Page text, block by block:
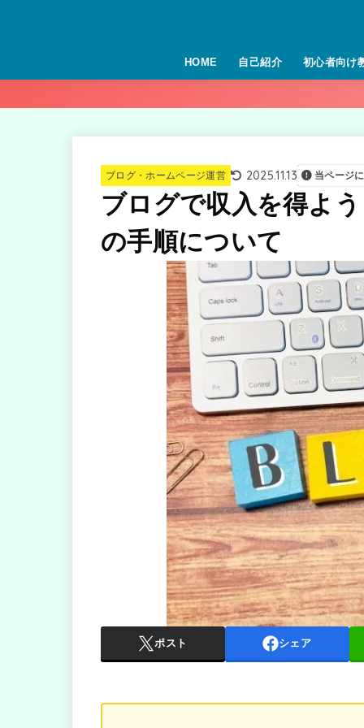
HOME 自己紹介 初心者向け
ブログ・ホームページ運営 2025.11.13 当ページ
ブログで収入を得よ
の手順について
ポスト シェア